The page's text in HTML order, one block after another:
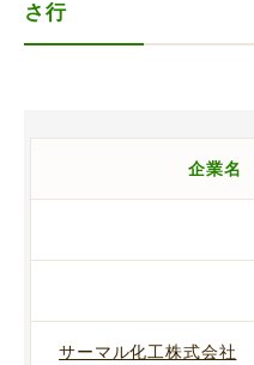
さ行
企業名
サーマル化工株式会社